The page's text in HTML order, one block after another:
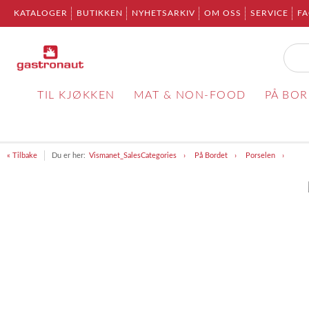
KATALOGER BUTIKKEN NYHETSARKIV OM OSS SERVICE
TIL KJØKKEN MAT & NON-FOOD PÅ
« Tilbake Du er her: Vismanet_SalesCategories På Bordet Porselen